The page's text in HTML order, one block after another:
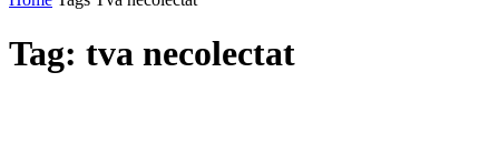
Tag: tva necolectat